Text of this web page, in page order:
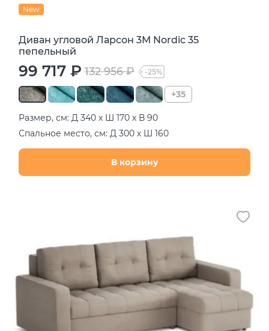
New
Диван угловой Ларсон 3М Nordic 35
пепельный
99 717 ₽ 132 956 ₽ -25%
+35
Размер, см: Д 340 х Ш 170 х В 90
Спальное место, см: Д 300 х Ш 160
В корзину